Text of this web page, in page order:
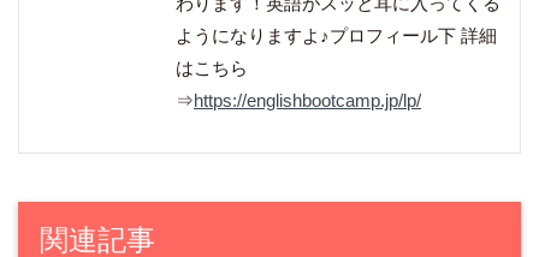
ようになりますよ♪プロフィール下 詳細
はこちら
⇒https://englishbootcamp.jp/lp/
関連記事